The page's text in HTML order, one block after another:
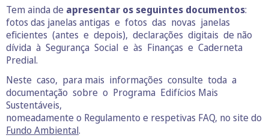
Tem ainda de apresentar os seguintes documentos:
fotos das janelas antigas e fotos das novas janelas
eficientes (antes e depois), declarações digitais de não
dívida à Segurança Social e às Finanças e Caderneta
Predial.
Neste caso, para mais informações consulte toda a
documentação sobre o Programa Edifícios Mais
Sustentáveis,
nomeadamente o Regulamento e respetivas FAQ, no site do
Fundo Ambiental.